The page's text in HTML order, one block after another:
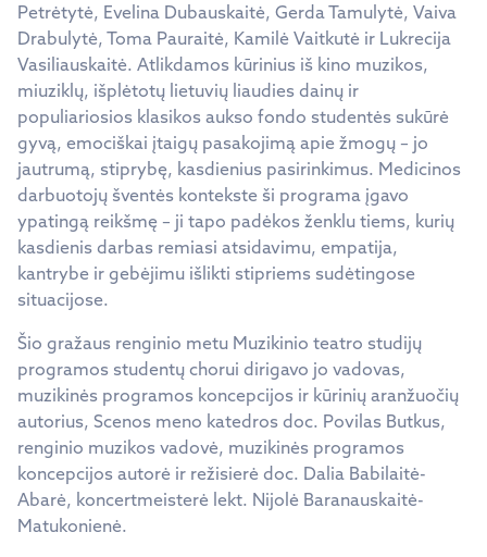
Petrėtytė, Evelina Dubauskaitė, Gerda Tamulytė, Vaiva
Drabulytė, Toma Pauraitė, Kamilė Vaitkutė ir Lukrecija
Vasiliauskaitė. Atlikdamos kūrinius iš kino muzikos,
miuziklų, išplėtotų lietuvių liaudies dainų ir
populiariosios klasikos aukso fondo studentės sukūrė
gyvą, emociškai įtaigų pasakojimą apie žmogų – jo
jautrumą, stiprybę, kasdienius pasirinkimus. Medicinos
darbuotojų šventės kontekste ši programa įgavo
ypatingą reikšmę – ji tapo padėkos ženklu tiems, kurių
kasdienis darbas remiasi atsidavimu, empatija,
kantrybe ir gebėjimu išlikti stipriems sudėtingose
situacijose.
Šio gražaus renginio metu Muzikinio teatro studijų
programos studentų chorui dirigavo jo vadovas,
muzikinės programos koncepcijos ir kūrinių aranžuočių
autorius, Scenos meno katedros doc. Povilas Butkus,
renginio muzikos vadovė, muzikinės programos
koncepcijos autorė ir režisierė doc. Dalia Babilaitė-
Abarė, koncertmeisterė lekt. Nijolė Baranauskaitė-
Matukonienė.